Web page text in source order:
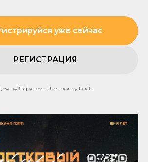
уже сейчас
РЕГИСТРАЦИЯ
we will give you the money back.